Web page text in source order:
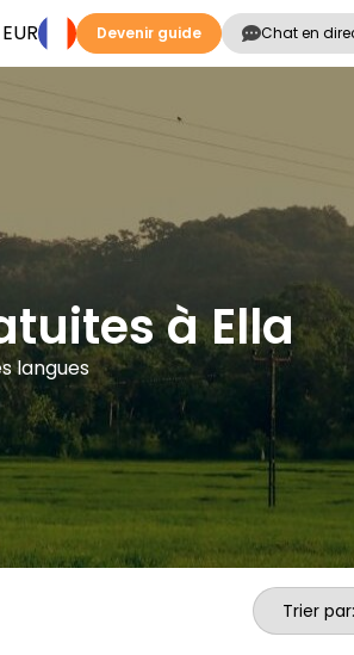
EUR Devenir guide Chat en
à Ella
langues
Trier